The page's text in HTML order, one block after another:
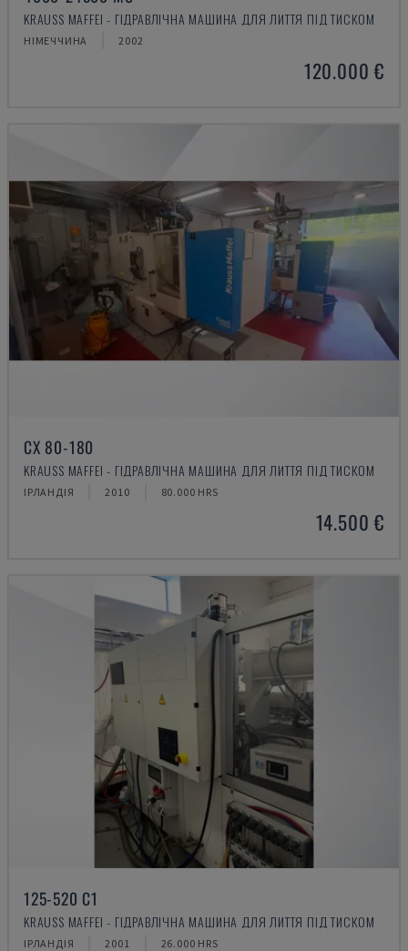
KRAUSS MAFFEI - ГІДРАВЛІЧНА МАШИНА ДЛЯ ЛИТТЯ ПІД ТИСКОМ
НІМЕЧЧИНА 2002
120.000 €
CX 80-180
KRAUSS MAFFEI - ГІДРАВЛІЧНА МАШИНА ДЛЯ ЛИТТЯ ПІД ТИСКОМ
ІРЛАНДІЯ 2010 80.000 HRS
14.500 €
125-520 C1
KRAUSS MAFFEI - ГІДРАВЛІЧНА МАШИНА ДЛЯ ЛИТТЯ ПІД ТИСКОМ
ІРЛАНДІЯ 2001 26.000 HRS